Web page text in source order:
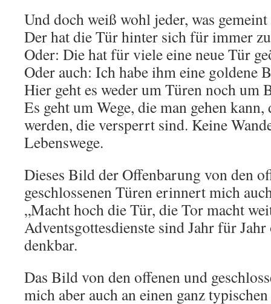
Und doch weiß wohl jeder, was
Der hat die Tür hinter sich für immer
Oder: Die hat für viele eine neue Tür
Oder auch: Ich habe ihm eine goldene
Hier geht es weder um Türen noch um
Es geht um Wege, die man gehen
werden, die versperrt sind. Keine
Lebenswege.
Dieses Bild der Offenbarung von den
geschlossenen Türen erinnert mich
„Macht hoch die Tür, die Tor macht
Adventsgottesdienste sind Jahr für
denkbar.
Das Bild von den offenen und
mich aber auch an einen ganz